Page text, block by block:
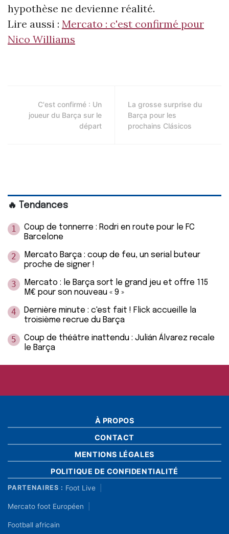
hypothèse ne devienne réalité.
Lire aussi : Mercato : c'est confirmé pour
Nico Williams
C'est confirmé : Un
joueur du Barça sur le
départ
La grosse surprise du
Barça pour les
prochains Clásicos
🔥 Tendances
1
Coup de tonnerre : Rodri en route pour le FC
Barcelone
2
Mercato Barça : coup de feu, un serial buteur
proche de signer !
3
Mercato : le Barça sort le grand jeu et offre 115
M€ pour son nouveau « 9 »
4
Dernière minute : c'est fait ! Flick accueille la
troisième recrue du Barça
5
Coup de théâtre inattendu : Julián Álvarez recale
le Barça
À PROPOS
CONTACT
MENTIONS LÉGALES
POLITIQUE DE CONFIDENTIALITÉ
PARTENAIRES : Foot Live
Mercato foot Européen
Football africain